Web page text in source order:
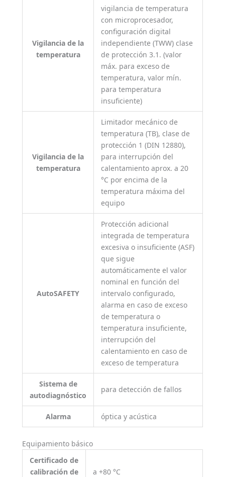
Vigilancia de la
temperatura
vigilancia de temperatura
con microprocesador,
configuración digital
independiente (TWW) clase
de protección 3.1. (valor
máx. para exceso de
temperatura, valor mín.
para temperatura
insuficiente)
Vigilancia de la
temperatura
Limitador mecánico de
temperatura (TB), clase de
protección 1 (DIN 12880),
para interrupción del
calentamiento aprox. a 20
°C por encima de la
temperatura máxima del
equipo
AutoSAFETY
Protección adicional
integrada de temperatura
excesiva o insuficiente (ASF)
que sigue
automáticamente el valor
nominal en función del
intervalo configurado,
alarma en caso de exceso
de temperatura o
temperatura insuficiente,
interrupción del
calentamiento en caso de
exceso de temperatura
Sistema de
autodiagnóstico
para detección de fallos
Alarma óptica y acústica
Equipamiento básico
Certificado de
calibración de
a +80 °C